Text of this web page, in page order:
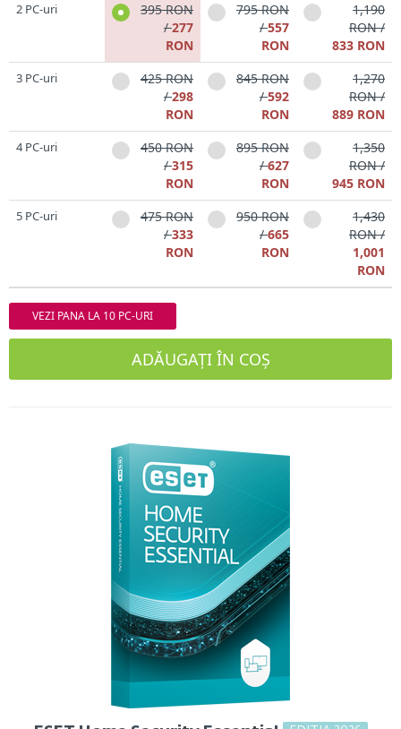
2 PC-uri
395 RON
/277
RON
795 RON
/557
RON
1,190
RON /
833 RON
3 PC-uri
425 RON
/298
RON
845 RON
/592
RON
1,270
RON /
889 RON
4 PC-uri
450 RON
/315
RON
895 RON
/627
RON
1,350
RON /
945 RON
5 PC-uri
475 RON
/333
RON
950 RON
/665
RON
1,430
RON /
1,001
RON
VEZI PANA LA 10 PC-URI